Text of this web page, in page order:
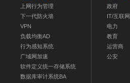
上网行为管理
下一代防火墙
VPN
负载均衡AD
行为感知系统
广域网加速
软件定义统一存储系统
数据库审计系统BA
政府
IT/互联网
电力
教育
运营商
公安